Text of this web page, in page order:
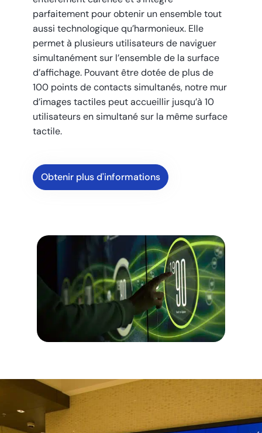
parfaitement pour obtenir un ensemble tout
aussi technologique qu’harmonieux. Elle
permet à plusieurs utilisateurs de naviguer
simultanément sur l’ensemble de la surface
d’affichage. Pouvant être dotée de plus de
100 points de contacts simultanés, notre mur
d’images tactiles peut accueillir jusqu’à 10
utilisateurs en simultané sur la même surface
tactile.
Obtenir plus d'informations